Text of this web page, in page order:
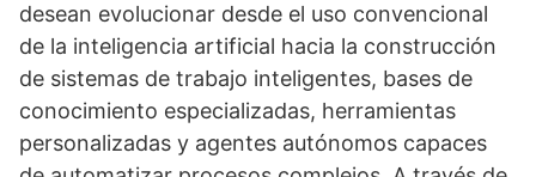
desean evolucionar desde el uso convencional
de la inteligencia artificial hacia la construcción
de sistemas de trabajo inteligentes, bases de
conocimiento especializadas, herramientas
personalizadas y agentes autónomos capaces